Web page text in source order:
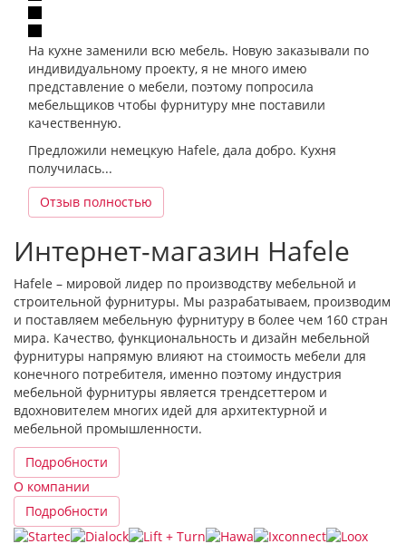
На кухне заменили всю мебель. Новую заказывали по
индивидуальному проекту, я не много имею
представление о мебели, поэтому попросила
мебельщиков чтобы фурнитуру мне поставили
качественную.
Предложили немецкую Hafele, дала добро. Кухня
получилась...
Отзыв полностью
Интернет-магазин Hafele
Hafele – мировой лидер по производству мебельной и
строительной фурнитуры. Мы разрабатываем, производим
и поставляем мебельную фурнитуру в более чем 160 стран
мира. Качество, функциональность и дизайн мебельной
фурнитуры напрямую влияют на стоимость мебели для
конечного потребителя, именно поэтому индустрия
мебельной фурнитуры является трендсеттером и
вдохновителем многих идей для архитектурной и
мебельной промышленности.
Подробности
О компании
Подробности